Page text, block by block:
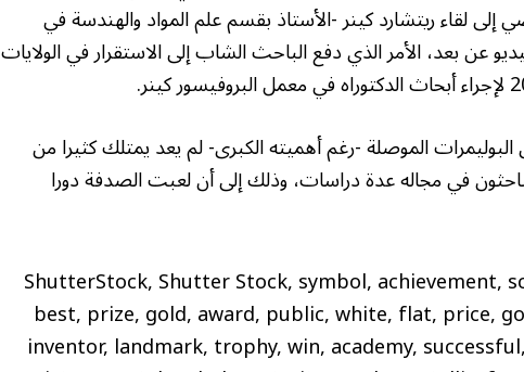
إلى لقاء ريتشارد كينر -الأستاذ بقسم علم المواد والهندسة في
عن بعد، الأمر الذي دفع الباحث الشاب إلى الاستقرار في الولايات
الموصلة -رغم أهميته الكبرى- لم يعد يمتلك كثيرا من
في مجاله عدة دراسات، وذلك إلى أن لعبت الصدفة دورا